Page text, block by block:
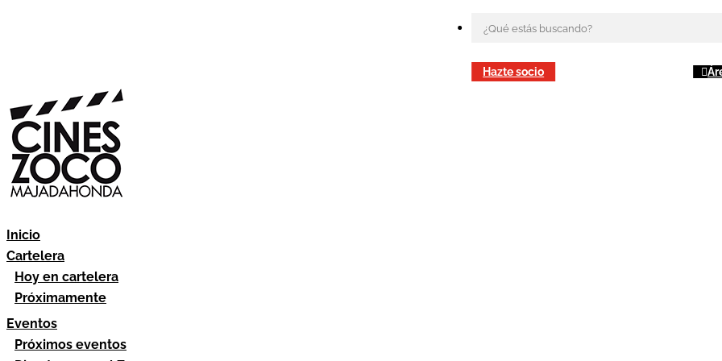
Hazte socio
Inicio
Cartelera
Hoy en cartelera
Próximamente
Eventos
Próximos eventos